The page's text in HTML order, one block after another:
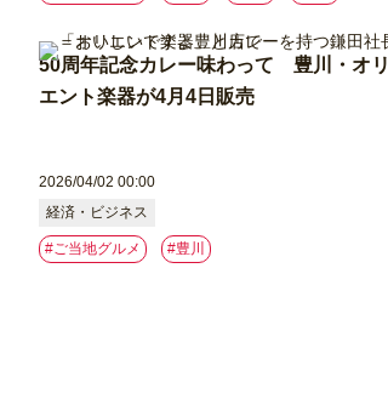
50周年記念カレー味わって 豊川・オリ
エント楽器が4月4日販売
2026/04/02 00:00
経済・ビジネス
#ご当地グルメ #豊川